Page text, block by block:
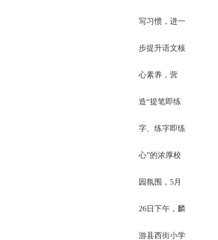
写习惯，进一
步提升语文核
心素养，营
造“提笔即练
字、练字即练
心”的浓厚校
园氛围，5月
26日下午，麟
游县西街小学